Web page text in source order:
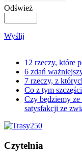
Odśwież
Wyślij
12 rzeczy, które
6 zdań
7 rzeczy, z
Co z tym
Czy będziemy ze
satysfakcji ze
Czytelnia